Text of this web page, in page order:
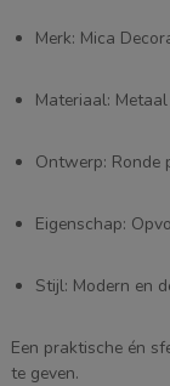
Merk: Mica
Materiaal: Metaal
Ontwerp: Ronde
Eigenschap:
Stijl: Modern en
Een praktische én
te geven.